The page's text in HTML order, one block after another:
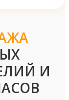
И